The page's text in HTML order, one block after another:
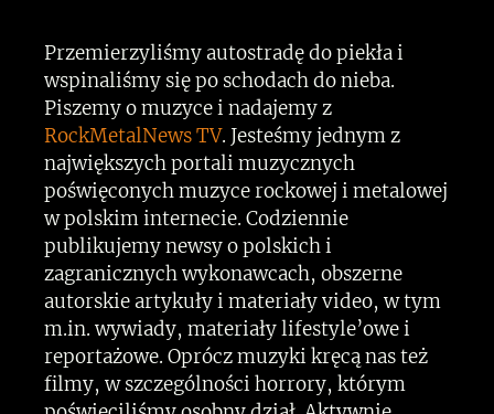
Przemierzyliśmy autostradę do piekła i
wspinaliśmy się po schodach do nieba.
Piszemy o muzyce i nadajemy z
RockMetalNews TV. Jesteśmy jednym z
największych portali muzycznych
poświęconych muzyce rockowej i metalowej
w polskim internecie. Codziennie
publikujemy newsy o polskich i
zagranicznych wykonawcach, obszerne
autorskie artykuły i materiały video, w tym
m.in. wywiady, materiały lifestyle’owe i
reportażowe. Oprócz muzyki kręcą nas też
filmy, w szczególności horrory, którym